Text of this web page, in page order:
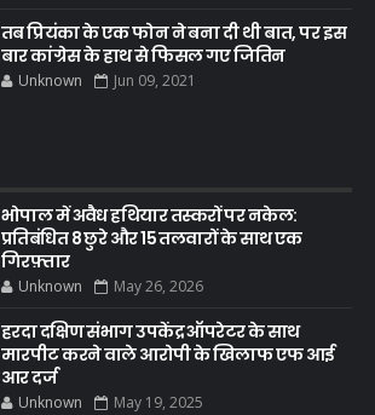
तब प्रियंका के एक फोन ने बना दी थी बात, पर इस
बार कांग्रेस के हाथ से फिसल गए जितिन
Unknown Jun 09, 2021
भोपाल में अवैध हथियार तस्करों पर नकेल:
प्रतिबंधित 8 छुरे और 15 तलवारों के साथ एक
गिरफ़्तार
Unknown May 26, 2026
हरदा दक्षिण संभाग उपकेंद्र ऑपरेटर के साथ
मारपीट करने वाले आरोपी के खिलाफ एफ आई
आर दर्ज
Unknown May 19, 2025